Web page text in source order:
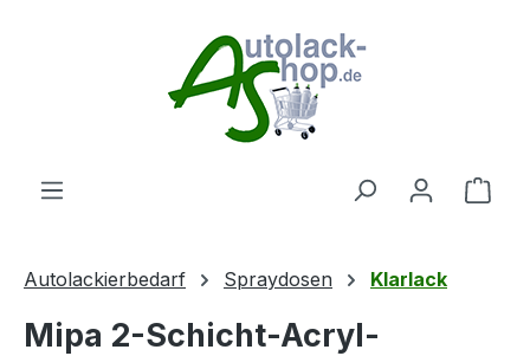
Autolackierbedarf Spraydosen Klarlack
Mipa 2-Schicht-Acryl-